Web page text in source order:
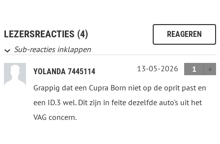
LEZERSREACTIES (4) REAGEREN
Sub-reacties inklappen
YOLANDA 7445114 13-05-2026
1
Grappig dat een Cupra Born niet op de oprit past en
een ID.3 wel. Dit zijn in feite dezelfde auto's uit het
VAG concern.